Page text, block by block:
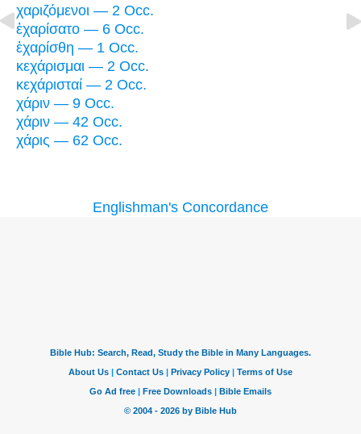
χαριζόμενοι — 2 Occ.
ἐχαρίσατο — 6 Occ.
ἐχαρίσθη — 1 Occ.
κεχάρισμαι — 2 Occ.
κεχάρισταί — 2 Occ.
χάριν — 9 Occ.
χάριν — 42 Occ.
χάρις — 62 Occ.
Englishman's Concordance